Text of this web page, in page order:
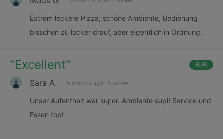
Extrem leckere Pizza, schöne Ambiente, Bedienung
bisschen zu locker drauf, aber eigentlich in Ordnung.
"Excellent" 6/6
Sara A. 5 months ago · 1 review
Unser Aufenthalt war super. Ambiente supi! Service und
Essen top!